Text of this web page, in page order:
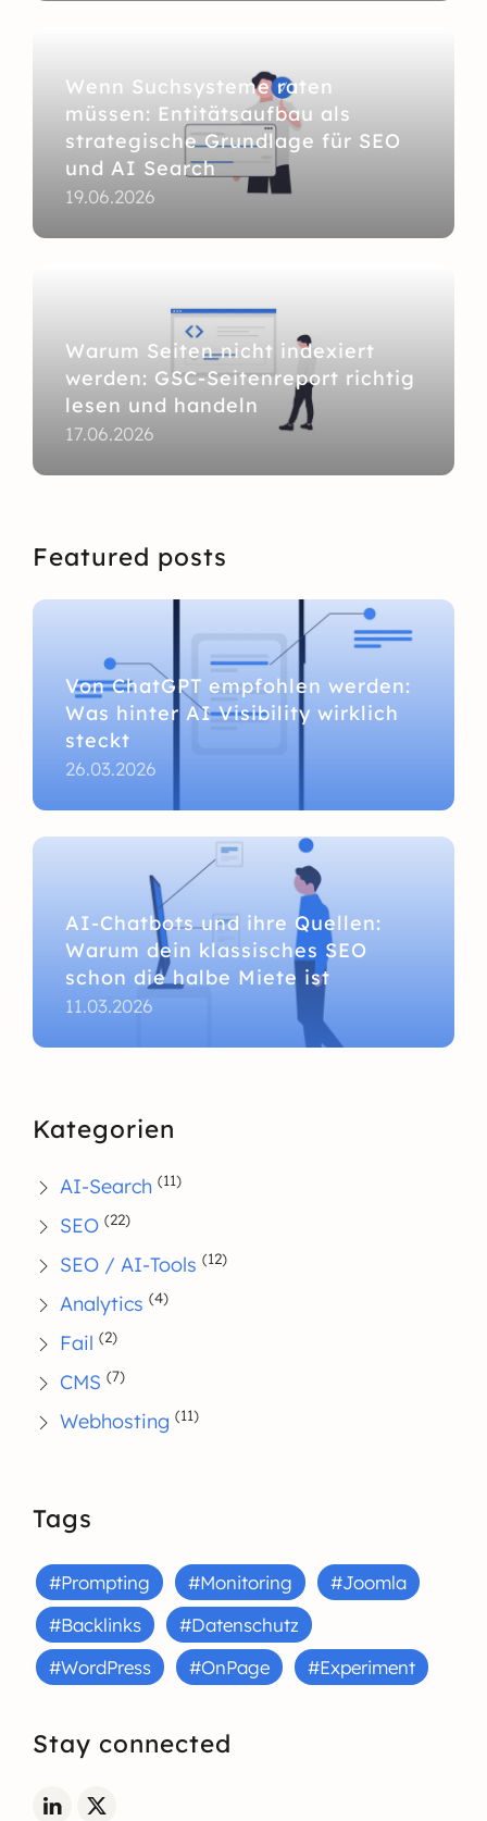
Wenn Suchsysteme raten
müssen: Entitätsaufbau als
strategische Grundlage für SEO
und AI Search
19.06.2026
Warum Seiten nicht indexiert
werden: GSC-Seitenreport richtig
lesen und handeln
17.06.2026
Featured posts
Von ChatGPT empfohlen werden:
Was hinter AI Visibility wirklich
steckt
26.03.2026
AI-Chatbots und ihre Quellen:
Warum dein klassisches SEO
schon die halbe Miete ist
11.03.2026
Kategorien
AI-Search (11)
SEO (22)
SEO / AI-Tools (12)
Analytics (4)
Fail (2)
CMS (7)
Webhosting (11)
Tags
#Prompting #Monitoring
#Joomla
#Backlinks
#Datenschutz
#WordPress
#OnPage #Experiment
Stay connected